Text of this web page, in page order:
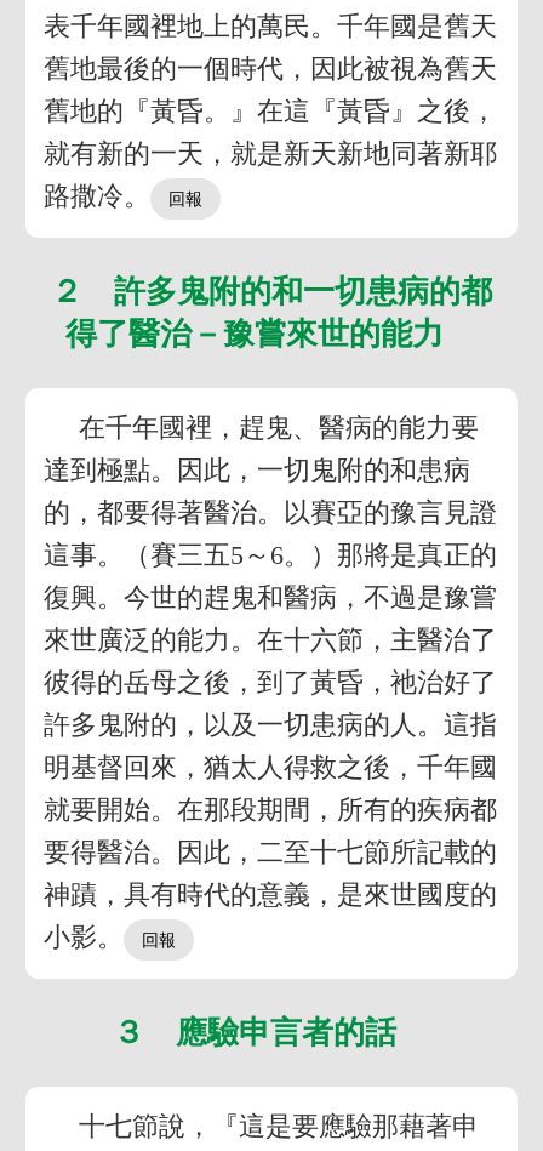
表千年國裡地上的萬民。千年國是舊天
舊地最後的一個時代，因此被視為舊天
舊地的『黃昏。』在這『黃昏』之後，
就有新的一天，就是新天新地同著新耶
路撒冷。
２ 許多鬼附的和一切患病的都
得了醫治－豫嘗來世的能力
在千年國裡，趕鬼、醫病的能力要
達到極點。因此，一切鬼附的和患病
的，都要得著醫治。以賽亞的豫言見證
這事。（賽三五5～6。）那將是真正的
復興。今世的趕鬼和醫病，不過是豫嘗
來世廣泛的能力。在十六節，主醫治了
彼得的岳母之後，到了黃昏，祂治好了
許多鬼附的，以及一切患病的人。這指
明基督回來，猶太人得救之後，千年國
就要開始。在那段期間，所有的疾病都
要得醫治。因此，二至十七節所記載的
神蹟，具有時代的意義，是來世國度的
小影。
３ 應驗申言者的話
十七節說，『這是要應驗那藉著申